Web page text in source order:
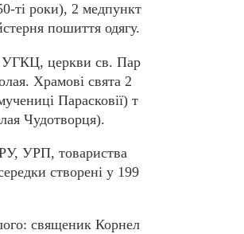
ті роки), 2 медпункт
пошиття одягу.
УГКЦ, церкви св. Пар
Храмові свята 2
Парасковії) т
Чудотворця).
УРП, товариства
створені у 199
священик Корнел